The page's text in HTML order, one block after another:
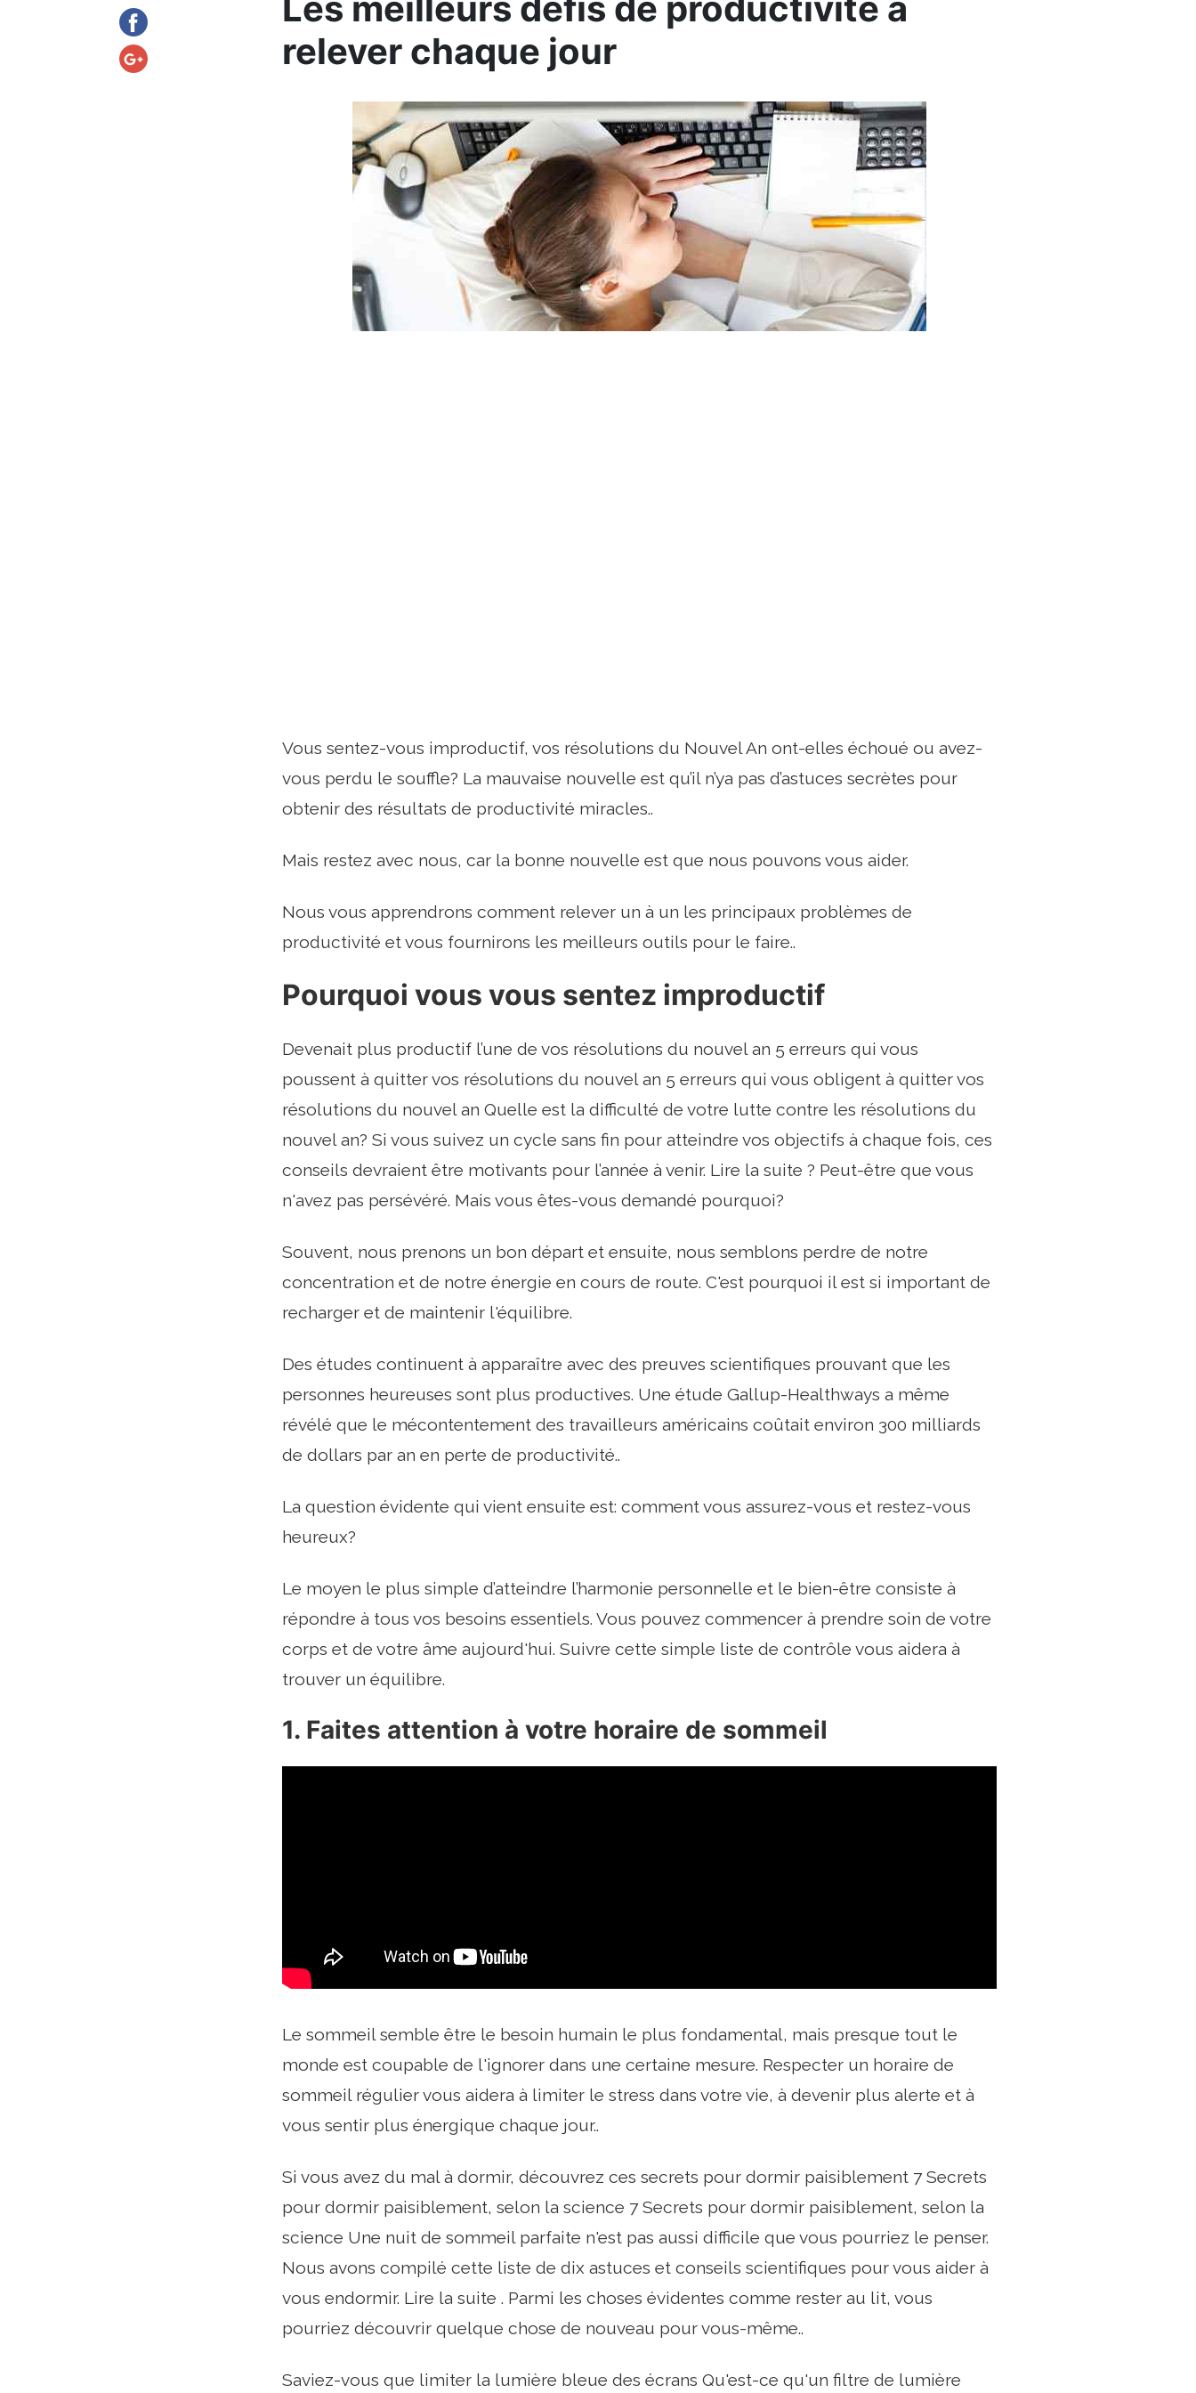
relever chaque jour
Vous sentez-vous improductif, vos résolutions du Nouvel An ont-elles échoué ou avez-
vous perdu le souffle? La mauvaise nouvelle est qu’il n’ya pas d’astuces secrètes pour
obtenir des résultats de productivité miracles..
Mais restez avec nous, car la bonne nouvelle est que nous pouvons vous aider.
Nous vous apprendrons comment relever un à un les principaux problèmes de
productivité et vous fournirons les meilleurs outils pour le faire..
Pourquoi vous vous sentez improductif
Devenait plus productif l’une de vos résolutions du nouvel an 5 erreurs qui vous
poussent à quitter vos résolutions du nouvel an 5 erreurs qui vous obligent à quitter vos
résolutions du nouvel an Quelle est la difficulté de votre lutte contre les résolutions du
nouvel an? Si vous suivez un cycle sans fin pour atteindre vos objectifs à chaque fois, ces
conseils devraient être motivants pour l’année à venir. Lire la suite ? Peut-être que vous
n'avez pas persévéré. Mais vous êtes-vous demandé pourquoi?
Souvent, nous prenons un bon départ et ensuite, nous semblons perdre de notre
concentration et de notre énergie en cours de route. C'est pourquoi il est si important de
recharger et de maintenir l'équilibre.
Des études continuent à apparaître avec des preuves scientifiques prouvant que les
personnes heureuses sont plus productives. Une étude Gallup-Healthways a même
révélé que le mécontentement des travailleurs américains coûtait environ 300 milliards
de dollars par an en perte de productivité..
La question évidente qui vient ensuite est: comment vous assurez-vous et restez-vous
heureux?
Le moyen le plus simple d’atteindre l’harmonie personnelle et le bien-être consiste à
répondre à tous vos besoins essentiels. Vous pouvez commencer à prendre soin de votre
corps et de votre âme aujourd'hui. Suivre cette simple liste de contrôle vous aidera à
trouver un équilibre.
1. Faites attention à votre horaire de sommeil
Le sommeil semble être le besoin humain le plus fondamental, mais presque tout le
monde est coupable de l'ignorer dans une certaine mesure. Respecter un horaire de
sommeil régulier vous aidera à limiter le stress dans votre vie, à devenir plus alerte et à
vous sentir plus énergique chaque jour..
Si vous avez du mal à dormir, découvrez ces secrets pour dormir paisiblement 7 Secrets
pour dormir paisiblement, selon la science 7 Secrets pour dormir paisiblement, selon la
science Une nuit de sommeil parfaite n'est pas aussi difficile que vous pourriez le penser.
Nous avons compilé cette liste de dix astuces et conseils scientifiques pour vous aider à
vous endormir. Lire la suite . Parmi les choses évidentes comme rester au lit, vous
pourriez découvrir quelque chose de nouveau pour vous-même..
Saviez-vous que limiter la lumière bleue des écrans Qu'est-ce qu'un filtre de lumière